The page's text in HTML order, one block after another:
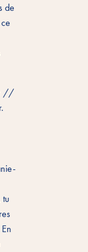
de
//